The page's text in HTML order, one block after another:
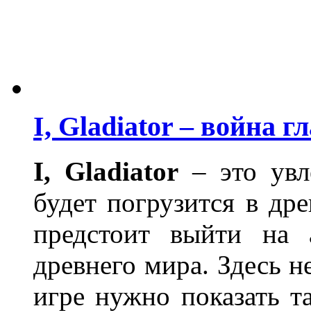
I, Gladiator – война
I, Gladiator – это
будет погрузится в
предстоит выйти на
древнего мира. Здесь
игре нужно показать